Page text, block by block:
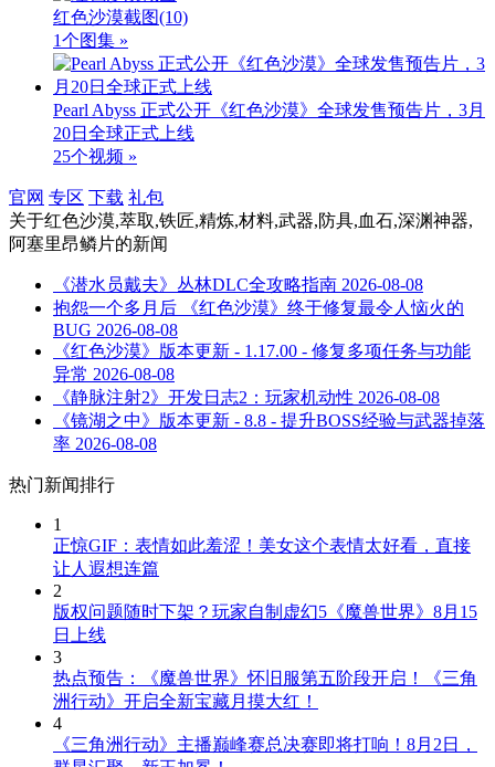
红色沙漠截图(10)
1个图集 »
Pearl Abyss 正式公开《红色沙漠》全球发售预告片，3月
20日全球正式上线
25个视频 »
官网 专区 下载 礼包
关于红色沙漠,萃取,铁匠,精炼,材料,武器,防具,血石,深渊神器,
阿塞里昂鳞片的新闻
《潜水员戴夫》丛林DLC全攻略指南 2026-08-08
抱怨一个多月后 《红色沙漠》终于修复最令人恼火的
BUG 2026-08-08
《红色沙漠》版本更新 - 1.17.00 - 修复多项任务与功能
异常 2026-08-08
《静脉注射2》开发日志2：玩家机动性 2026-08-08
《镜湖之中》版本更新 - 8.8 - 提升BOSS经验与武器掉落
率 2026-08-08
热门新闻排行
1
正惊GIF：表情如此羞涩！美女这个表情太好看，直接
让人遐想连篇
2
版权问题随时下架？玩家自制虚幻5《魔兽世界》8月15
日上线
3
热点预告：《魔兽世界》怀旧服第五阶段开启！《三角
洲行动》开启全新宝藏月摸大红！
4
《三角洲行动》主播巅峰赛总决赛即将打响！8月2日，